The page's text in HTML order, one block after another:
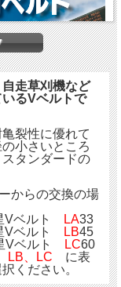
走草刈機など
るVベルトで
裂性に優れて
小さいところ
タンダードの
からの交換の場
ベルト LA33
ベルト LB45
ベルト LC60
LB、LC に表
ください。